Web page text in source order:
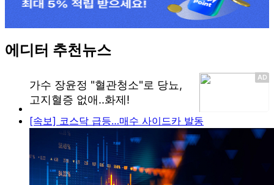
에디터 추천뉴스
[속보] 코스닥 급등…매수 사이드카 발동